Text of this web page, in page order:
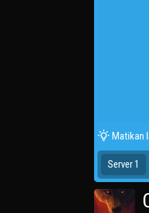
Matikan
Server 1